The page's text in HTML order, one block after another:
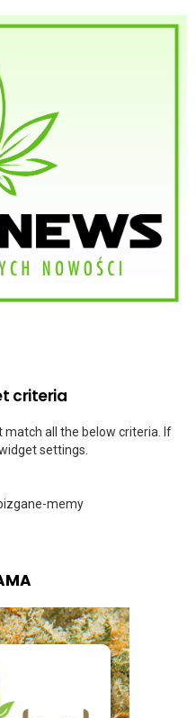
criteria
all the below criteria. If
settings.
memy